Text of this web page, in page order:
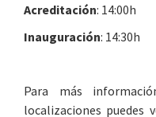
Acreditación: 14:00h
Inauguración: 14:30h
Para más
localizaciones puedes